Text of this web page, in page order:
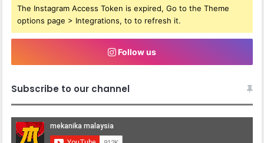
The Instagram Access Token is expired, Go to the Theme
options page > Integrations, to to refresh it.
Follow us
Subscribe to our channel